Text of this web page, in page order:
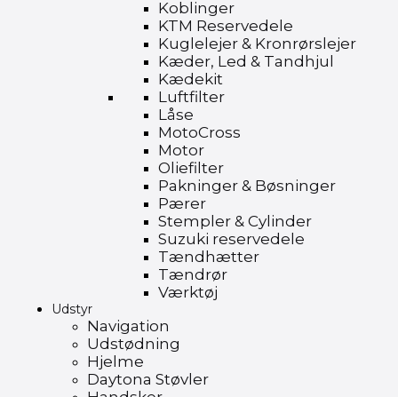
Koblinger
KTM Reservedele
Kuglelejer & Kronrørslejer
Kæder, Led & Tandhjul
Kædekit
Luftfilter
Låse
MotoCross
Motor
Oliefilter
Pakninger & Bøsninger
Pærer
Stempler & Cylinder
Suzuki reservedele
Tændhætter
Tændrør
Værktøj
Udstyr
Navigation
Udstødning
Hjelme
Daytona Støvler